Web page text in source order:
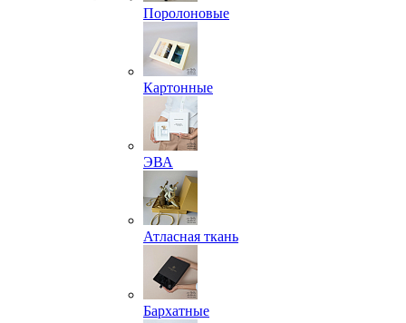
Поролоновые
Картонные
ЭВА
Атласная ткань
Бархатные